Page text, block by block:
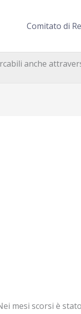
Comitato di
anche
mesi scorsi è